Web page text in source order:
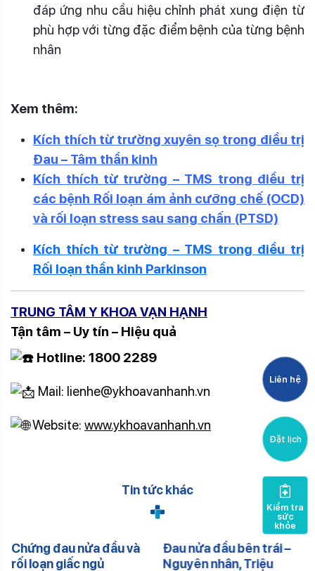
đáp ứng nhu cầu hiệu chỉnh phát xung điện từ
phù hợp với từng đặc điểm bệnh của từng bệnh
nhân
Xem thêm:
Kích thích từ trường xuyên sọ trong điều trị
Đau – Tâm thần kinh
Kích thích từ trường – TMS trong điều trị
các bệnh Rối loạn ám ảnh cưỡng chế (OCD)
và rối loạn stress sau sang chấn (PTSD)
Kích thích từ trường – TMS trong điều trị
Rối loạn thần kinh Parkinson
TRUNG TÂM Y KHOA VẠN HẠNH
Tận tâm – Uy tín – Hiệu quả
Hotline: 1800 2289
Mail: lienhe@ykhoavanhanh.vn
Website: www.ykhoavanhanh.vn
Tin tức khác
Chứng đau nửa đầu và
rối loạn giấc ngủ
Đau nửa đầu bên trái –
Nguyên nhân, Triệu
Liên hệ
Đặt lịch
Kiểm tra
sức
khỏe